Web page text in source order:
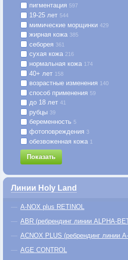
пигментация 597
19-25 лет 544
мимические морщинки 429
жирная кожа 385
себорея 361
сухая кожа 216
нормальная кожа 174
40+ лет 158
возрастные изменения 140
способ применения 59
до 18 лет 41
рубцы 39
беременность 5
фотоповреждения 3
обезвоженная кожа 1
Показать
Линии Holy Land
A-NOX plus RETINOL
ABR (ребрендинг линии ALPHA-
ACNOX PLUS (ребрендинг линии
AGE CONTROL